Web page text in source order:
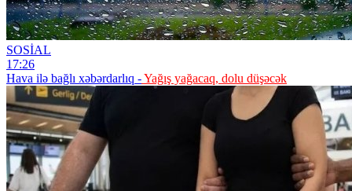
SOSİAL
17:26
Hava ilə bağlı xəbərdarlıq -Yağış yağacaq, dolu düşəcək